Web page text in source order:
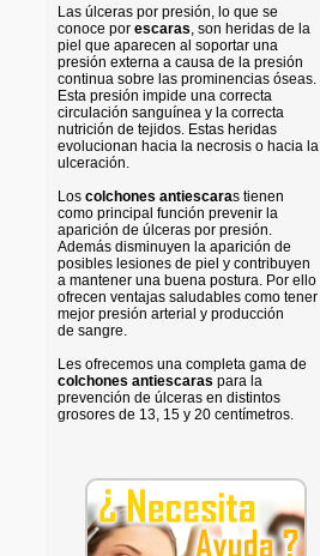
Las úlceras por presión, lo que se
conoce por escaras, son heridas de la
piel que aparecen al soportar una
presión externa a causa de la presión
continua sobre las prominencias óseas.
Esta presión impide una correcta
circulación sanguínea y la correcta
nutrición de tejidos. Estas heridas
evolucionan hacia la necrosis o hacia la
ulceración.
Los colchones antiescaras tienen
como principal función prevenir la
aparición de úlceras por presión.
Además disminuyen la aparición de
posibles lesiones de piel y contribuyen
a mantener una buena postura. Por ello
ofrecen ventajas saludables como tener
mejor presión arterial y producción
de sangre.
Les ofrecemos una completa gama de
colchones antiescaras para la
prevención de úlceras en distintos
grosores de 13, 15 y 20 centímetros.